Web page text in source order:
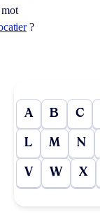
?
A B C
L M N
V W X